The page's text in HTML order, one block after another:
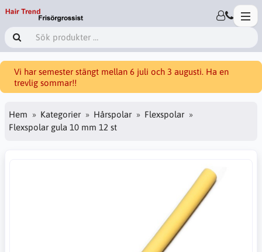
Vi har semester stängt mellan 6 juli och 3 augusti. Ha en
trevlig sommar!!
Hem Kategorier Hårspolar
Flexspolar
Flexspolar gula 10 mm 12 st